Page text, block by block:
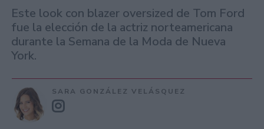
Este look con blazer oversized de Tom Ford
fue la elección de la actriz norteamericana
durante la Semana de la Moda de Nueva
York.
SARA GONZÁLEZ VELÁSQUEZ